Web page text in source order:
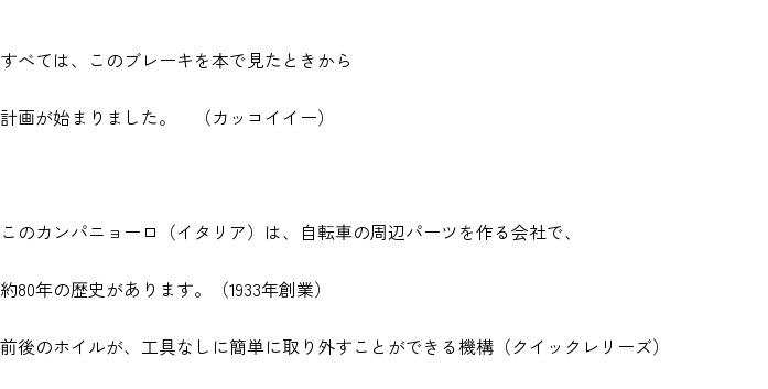
すべては、このブレーキを本で見たときから
計画が始まりました。 （カッコイイー）
このカンパニョーロ（イタリア）は、自転車の周辺パーツを作る会社で、
約80年の歴史があります。（1933年創業）
前後のホイルが、工具なしに簡単に取り外すことができる機構（クイックレリーズ）